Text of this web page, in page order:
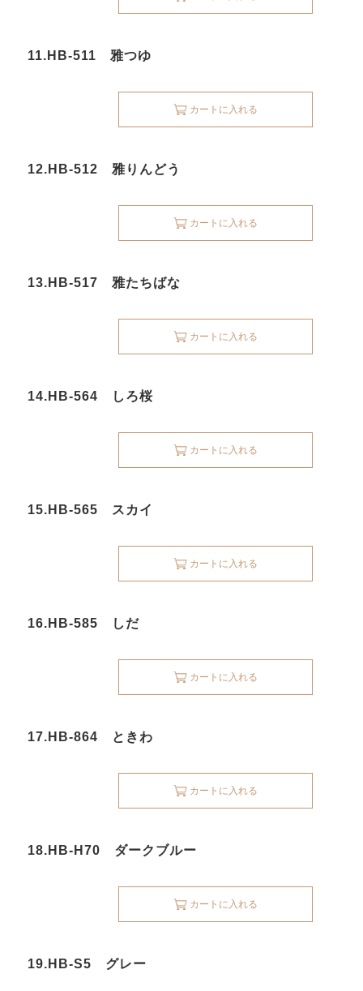
11.HB-511 雅つゆ
カートに入れる
12.HB-512 雅りんどう
カートに入れる
13.HB-517 雅たちばな
カートに入れる
14.HB-564 しろ桜
カートに入れる
15.HB-565 スカイ
カートに入れる
16.HB-585 しだ
カートに入れる
17.HB-864 ときわ
カートに入れる
18.HB-H70 ダークブルー
カートに入れる
19.HB-S5 グレー